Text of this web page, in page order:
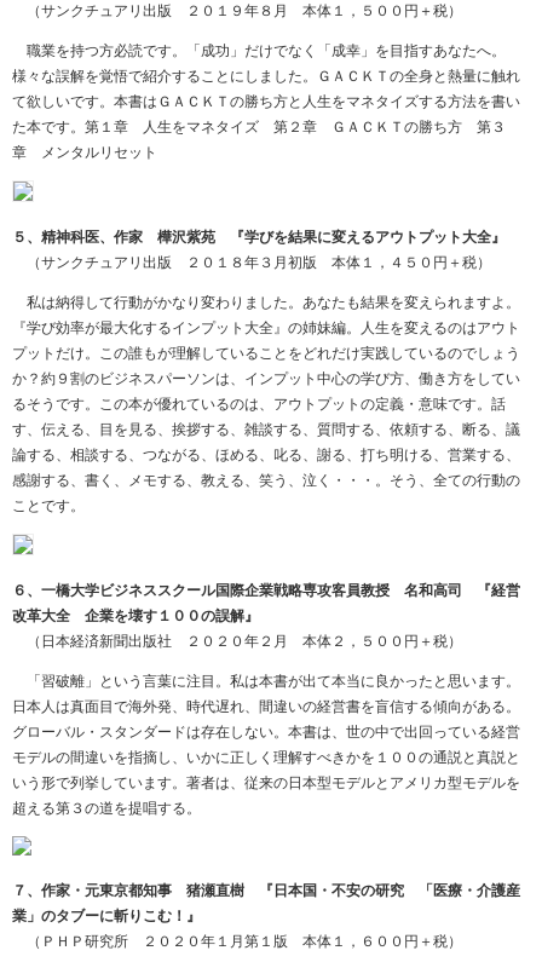
（サンクチュアリ出版 ２０１９年８月 本体１，５００円＋税）
職業を持つ方必読です。「成功」だけでなく「成幸」を目指すあなたへ。
様々な誤解を覚悟で紹介することにしました。ＧＡＣＫＴの全身と熱量に触れ
て欲しいです。本書はＧＡＣＫＴの勝ち方と人生をマネタイズする方法を書い
た本です。第１章 人生をマネタイズ 第２章 ＧＡＣＫＴの勝ち方 第３
章 メンタルリセット
５、精神科医、作家 樺沢紫苑 『学びを結果に変えるアウトプット大全』
（サンクチュアリ出版 ２０１８年３月初版 本体１，４５０円＋税）
私は納得して行動がかなり変わりました。あなたも結果を変えられますよ。
『学び効率が最大化するインプット大全』の姉妹編。人生を変えるのはアウト
プットだけ。この誰もが理解していることをどれだけ実践しているのでしょう
か？約９割のビジネスパーソンは、インプット中心の学び方、働き方をしてい
るそうです。この本が優れているのは、アウトプットの定義・意味です。話
す、伝える、目を見る、挨拶する、雑談する、質問する、依頼する、断る、議
論する、相談する、つながる、ほめる、叱る、謝る、打ち明ける、営業する、
感謝する、書く、メモする、教える、笑う、泣く・・・。そう、全ての行動の
ことです。
６、一橋大学ビジネススクール国際企業戦略専攻客員教授 名和高司 『経営
改革大全 企業を壊す１００の誤解』
（日本経済新聞出版社 ２０２０年２月 本体２，５００円＋税）
「習破離」という言葉に注目。私は本書が出て本当に良かったと思います。
日本人は真面目で海外発、時代遅れ、間違いの経営書を盲信する傾向がある。
グローバル・スタンダードは存在しない。本書は、世の中で出回っている経営
モデルの間違いを指摘し、いかに正しく理解すべきかを１００の通説と真説と
いう形で列挙しています。著者は、従来の日本型モデルとアメリカ型モデルを
超える第３の道を提唱する。
７、作家・元東京都知事 猪瀬直樹 『日本国・不安の研究 「医療・介護産
業」のタブーに斬りこむ！』
（ＰＨＰ研究所 ２０２０年１月第１版 本体１，６００円＋税）